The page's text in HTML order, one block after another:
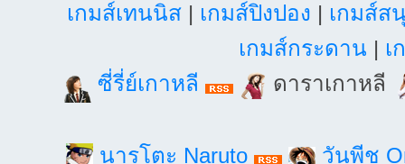
เกมส์เทนนิส| เกมส์ปิงปอง | เกมส์ส
เกมส์กระดาน | เ
ซี่รี่ย์เกาหลี
ดาราเกาหลี
นารุโตะ Naruto
วันพีช